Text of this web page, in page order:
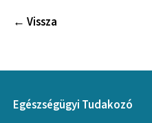
← Vissza
Egészségügyi Tudakozó